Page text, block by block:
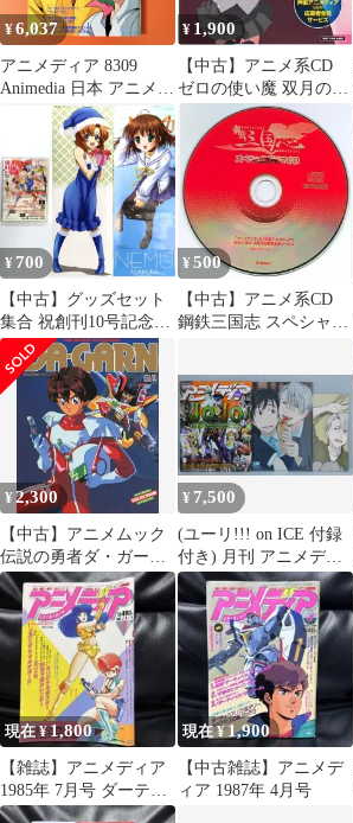
¥6,037
アニメディア 8309
Animedia 日本 アニメ
漫画 古典 雑誌 イラス
¥ 1,900
【中古】アニメ系CD
ゼロの使い魔 双月の騎
士 ドラマCD 恋の試験
飛行
¥ 700
【中古】グッズセット
集合 祝創刊10号記念付
録 永久保存版プレミア
ムBOX アニメディア
DVD 2007年 VOL.10 付
¥500
【中古】アニメ系CD
鋼鉄三国志 スペシャル
¥ 2,300
【中古】アニメムック
伝説の勇者ダ・ガーン
ANIMEDIA
SELECTION
¥ 7,500
(ユーリ!!! on ICE 付録
付き) 月刊 アニメディ
ア 2017年1月号 -
Magazine Animedia 2017
January "JoJo Diamond Is
Unbreakable etc"
W/Poster&Clear File
現在 ¥1,800
【雑誌】アニメディア
1985年 7月号 ダーティ
ペア animedia
現在 ¥ 1,900
【中古雑誌】アニメデ
ィア 1987年 4月号